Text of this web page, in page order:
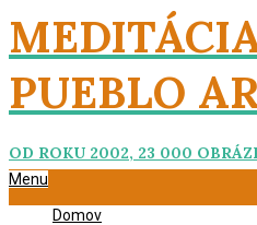
Skip
to
content
PUEBLO
OD ROKU 2002, 23 000
Primary
Menu
Domov